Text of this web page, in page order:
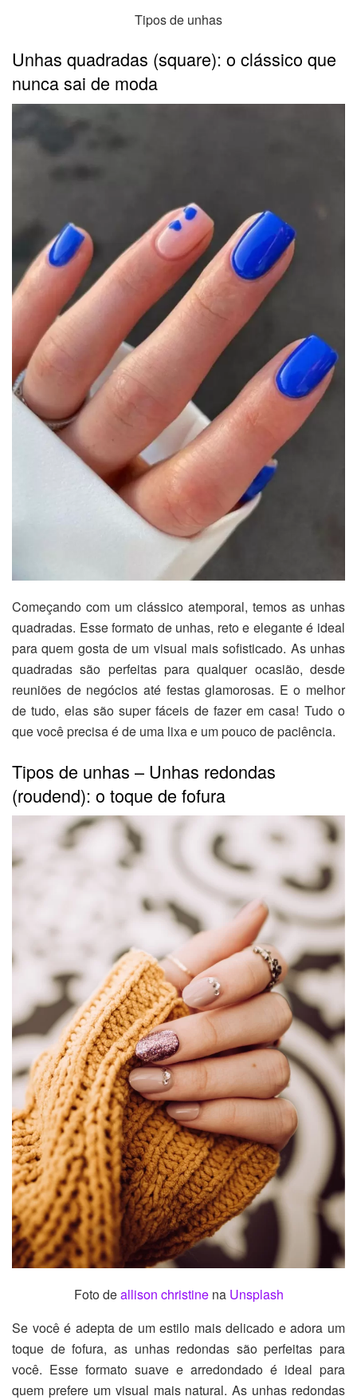
Tipos de unhas
Unhas quadradas (square): o clássico que
nunca sai de moda
Começando com um clássico atemporal, temos as unhas
quadradas. Esse formato de unhas, reto e elegante é ideal
para quem gosta de um visual mais sofisticado. As unhas
quadradas são perfeitas para qualquer ocasião, desde
reuniões de negócios até festas glamorosas. E o melhor
de tudo, elas são super fáceis de fazer em casa! Tudo o
que você precisa é de uma lixa e um pouco de paciência.
Tipos de unhas – Unhas redondas
(roudend): o toque de fofura
Foto deallison christinena Unsplash
Se você é adepta de um estilo mais delicado e adora um
toque de fofura, as unhas redondas são perfeitas para
você. Esse formato suave e arredondado é ideal para
quem prefere um visual mais natural. As unhas redondas